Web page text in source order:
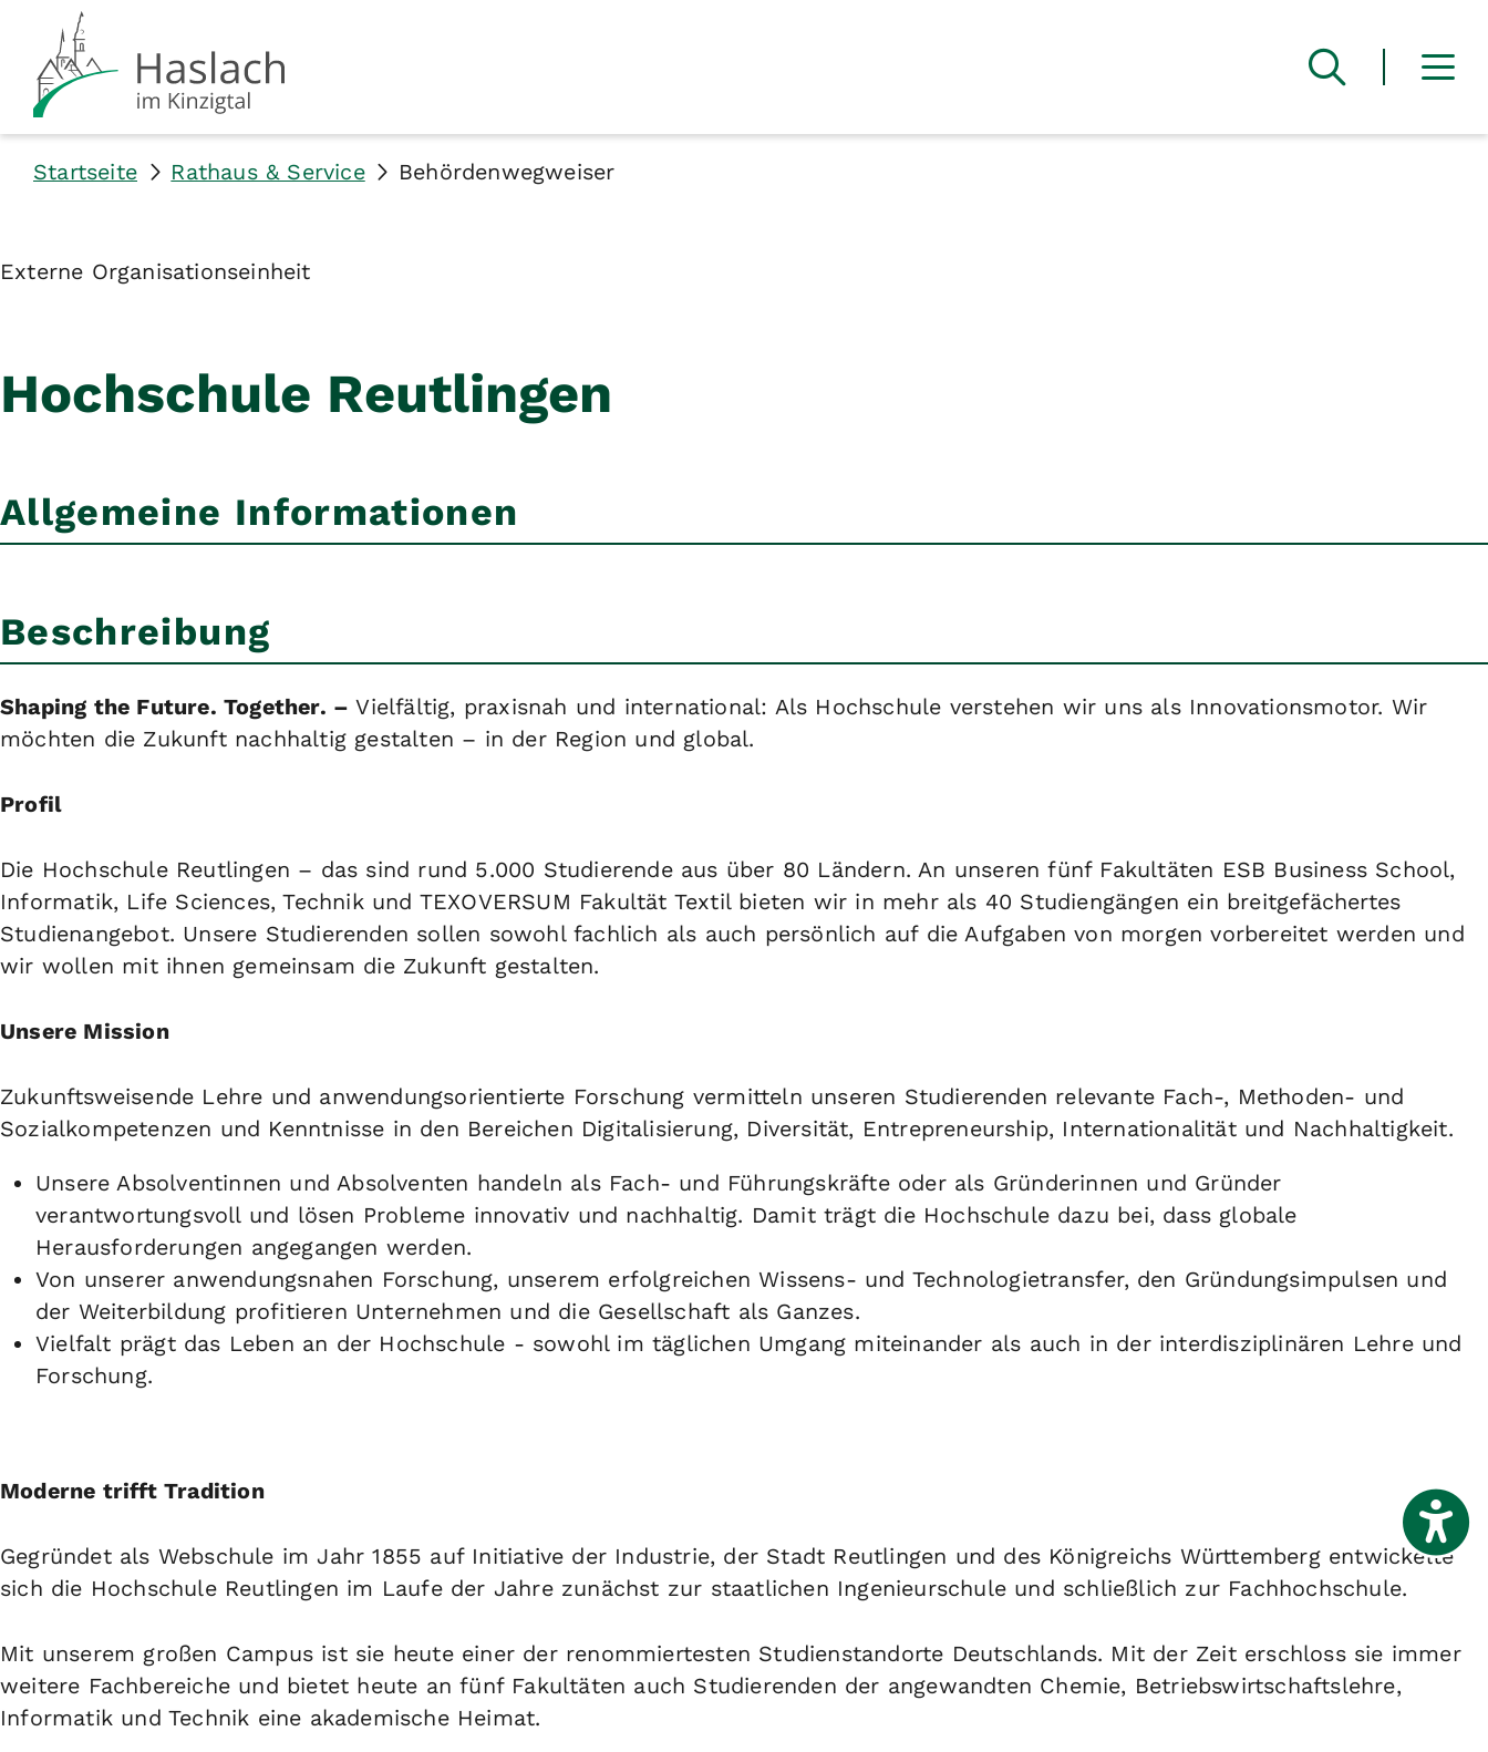
Startseite Rathaus & Service Behördenwegweiser
Externe Organisationseinheit
Hochschule Reutlingen
Allgemeine Informationen
Beschreibung
Shaping the Future. Together. –Vielfältig, praxisnah und international: Als Hochschule verstehen wir uns als Innovationsmotor. Wir
möchten die Zukunft nachhaltig gestalten – in der Region und global.
Profil
Die Hochschule Reutlingen – das sind rund 5.000 Studierende aus über 80 Ländern. An unseren fünf Fakultäten ESB Business School,
Informatik, Life Sciences, Technik und TEXOVERSUM Fakultät Textil bieten wir in mehr als 40 Studiengängen ein breitgefächertes
Studienangebot. Unsere Studierenden sollen sowohl fachlich als auch persönlich auf die Aufgaben von morgen vorbereitet werden und
wir wollen mit ihnen gemeinsam die Zukunft gestalten.
Unsere Mission
Zukunftsweisende Lehre und anwendungsorientierte Forschung vermitteln unseren Studierenden relevante Fach-, Methoden- und
Sozialkompetenzen und Kenntnisse in den Bereichen Digitalisierung, Diversität, Entrepreneurship, Internationalität und Nachhaltigkeit.
Unsere Absolventinnen und Absolventen handeln als Fach- und Führungskräfte oder als Gründerinnen und Gründer
verantwortungsvoll und lösen Probleme innovativ und nachhaltig. Damit trägt die Hochschule dazu bei, dass globale
Herausforderungen angegangen werden.
Von unserer anwendungsnahen Forschung, unserem erfolgreichen Wissens- und Technologietransfer, den Gründungsimpulsen und
der Weiterbildung profitieren Unternehmen und die Gesellschaft als Ganzes.
Vielfalt prägt das Leben an der Hochschule - sowohl im täglichen Umgang miteinander als auch in der interdisziplinären Lehre und
Forschung.
Moderne trifft Tradition
Gegründet als Webschule im Jahr 1855 auf Initiative der Industrie, der Stadt Reutlingen und des Königreichs Württemberg entwickelte
sich die Hochschule Reutlingen im Laufe der Jahre zunächst zur staatlichen Ingenieurschule und schließlich zur Fachhochschule.
Mit unserem großen Campus ist sie heute einer der renommiertesten Studienstandorte Deutschlands. Mit der Zeit erschloss sie immer
weitere Fachbereiche und bietet heute an fünf Fakultäten auch Studierenden der angewandten Chemie, Betriebswirtschaftslehre,
Informatik und Technik eine akademische Heimat.